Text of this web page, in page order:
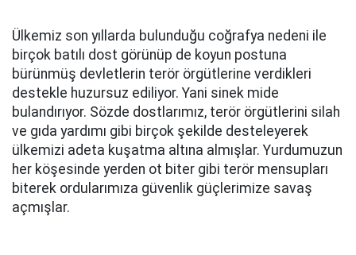
Ülkemiz son yıllarda bulunduğu coğrafya nedeni ile
birçok batılı dost görünüp de koyun postuna
bürünmüş devletlerin terör örgütlerine verdikleri
destekle huzursuz ediliyor. Yani sinek mide
bulandırıyor. Sözde dostlarımız, terör örgütlerini silah
ve gıda yardımı gibi birçok şekilde desteleyerek
ülkemizi adeta kuşatma altına almışlar. Yurdumuzun
her köşesinde yerden ot biter gibi terör mensupları
biterek ordularımıza güvenlik güçlerimize savaş
açmışlar.